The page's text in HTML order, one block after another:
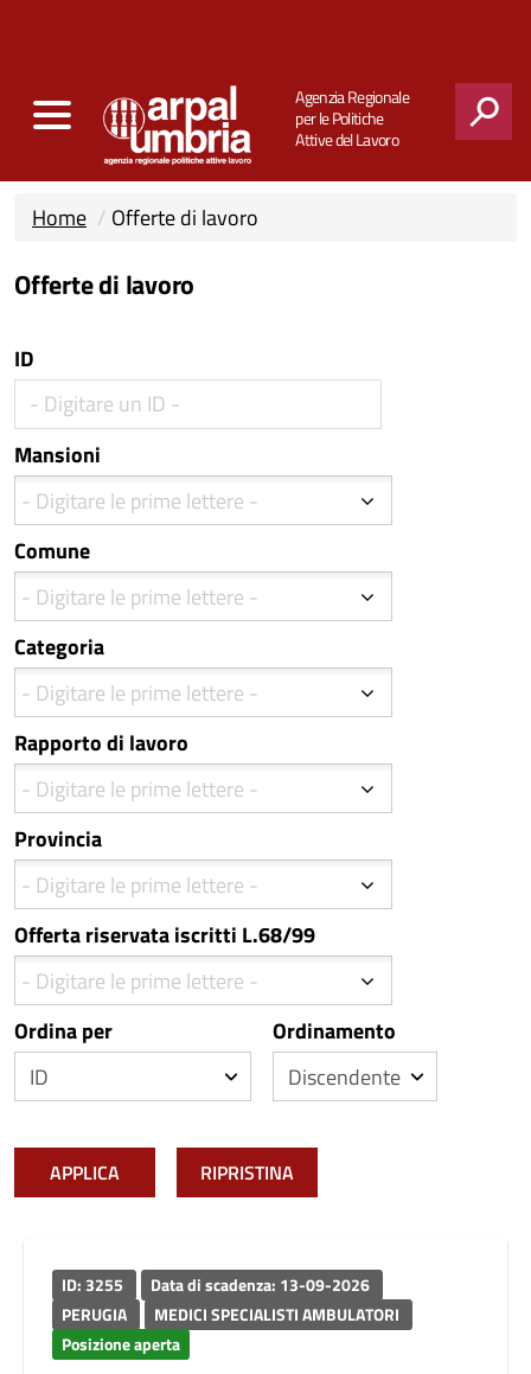
Agenzia Regionale
per le Politiche
Attive del Lavoro
Home Offerte di lavoro
Offerte di lavoro
ID
Mansioni
Comune
Categoria
Rapporto di lavoro
Provincia
Offerta riservata iscritti L.68/99
Ordina per Ordinamento
APPLICA RIPRISTINA
ID: 3255
Data di scadenza: 13-09-2026
PERUGIA
MEDICI SPECIALISTI AMBULATORI
Posizione aperta